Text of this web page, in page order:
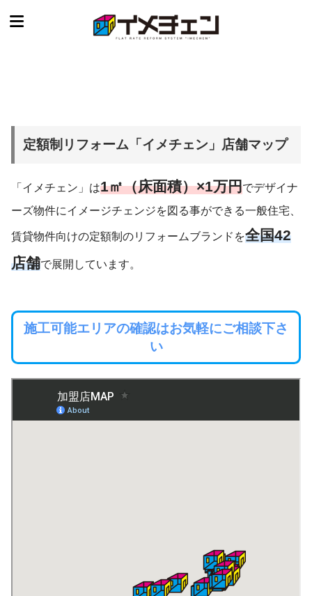
定額制リフォーム「イメチェン」店舗マップ
「イメチェン」は1㎡（床面積）×1万円でデザイナ
ーズ物件にイメージチェンジを図る事ができる一般住宅、
賃貸物件向けの定額制のリフォームブランドを全国42
店舗で展開しています。
施工可能エリアの確認はお気軽にご相談下さ
い